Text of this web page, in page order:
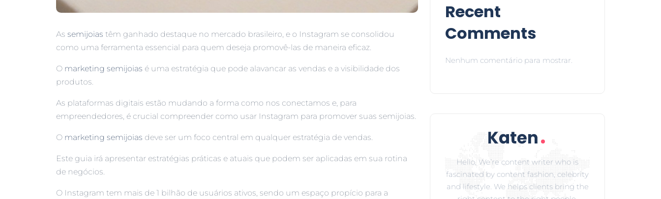
As semijoias têm ganhado destaque no mercado brasileiro, e o Instagram se consolidou
como uma ferramenta essencial para quem deseja promovê-las de maneira eficaz.
O marketing semijoias é uma estratégia que pode alavancar as vendas e a visibilidade dos
produtos.
As plataformas digitais estão mudando a forma como nos conectamos e, para
empreendedores, é crucial compreender como usar Instagram para promover suas semijoias.
O marketing semijoias deve ser um foco central em qualquer estratégia de vendas.
Este guia irá apresentar estratégias práticas e atuais que podem ser aplicadas em sua rotina
de negócios.
O Instagram tem mais de 1 bilhão de usuários ativos, sendo um espaço propício para a
Recent
Comments
Nenhum comentário para mostrar.
Hello, We’re content writer who is
fascinated by content fashion, celebrity
and lifestyle. We helps clients bring the